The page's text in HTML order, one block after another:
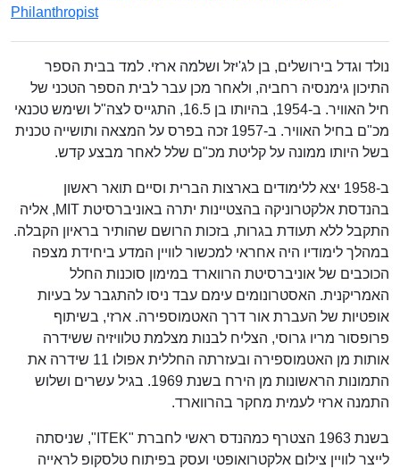
Philanthropist
נולד וגדל בירושלים, בן לג'יזל ושלמה ארזי. למד בבית הספר
התיכון גימנסיה רחביה, ולאחר מכן עבר לבית הספר הטכני של
חיל האוויר. ב-1954, בהיותו בן 16.5, התגייס לצה"ל ושימש טכנאי
מכ"ם בחיל האוויר. ב-1957 זכה בפרס על המצאה ותושייה טכנית
בשל היותו ממונה על קליטת מכ"ם שלל לאחר מבצע קדש.
ב-1958 יצא ללימודים בארצות הברית וסיים תואר ראשון
בהנדסת אלקטרוניקה בהצטיינות יתרה באוניברסיטת MIT, אליה
התקבל ללא תעודת בגרות, בזכות הרושם שהותיר בראיון הקבלה.
במהלך לימודיו היה אחראי למכשור לוויין המדע ביחידת מצפה
הכוכבים של אוניברסיטת הרווארד במימון סוכנות החלל
האמריקנית. האסטרונומים עימם עבד ניסו להתגבר על בעיות
אופטיות של העברת אור דרך האטמוספירה. ארזי, בשיתוף
פרופסור מריו גרוסי, הצליח לבנות מצלמת טלוויזיה ששידרה
אותות מן האטמוספירה ובעזרתה החללית אפולו 11 שידרה את
התמונות הראשונות מן הירח בשנת 1969. בגיל עשרים ושלוש
התמנה ארזי לעמית מחקר בהרווארד.
בשנת 1963 הצטרף כמהנדס ראשי לחברת "ITEK", שניסתה
לייצר לוויין צילום אלקטרואופטי ועסק בפיתוח טלסקופ לראייה